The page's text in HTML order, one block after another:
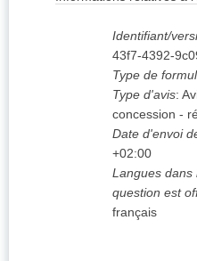
Identifiant/
43f7-4392-
Type de
Type d'avis:
concession -
Date d'envoi
+02:00
Langues dans
question est
français